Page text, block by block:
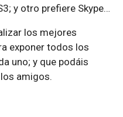
y otro prefiere Skype…
los mejores
exponer todos los
uno; y que podáis
amigos.